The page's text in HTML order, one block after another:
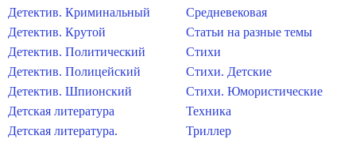
Детектив. Криминальный
Детектив. Крутой
Детектив. Политический
Детектив. Полицейский
Детектив. Шпионский
Детская литература
Детская литература.
Средневековая
Статьи на разные темы
Стихи
Стихи. Детские
Стихи. Юмористические
Техника
Триллер